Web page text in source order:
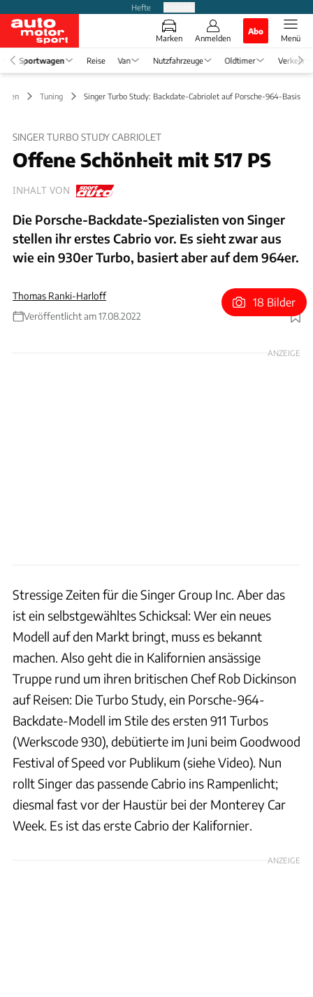
Hefte
Marken Anmelden
Abo
Menü
Sportwagen Reise Van Nutzfahrzeuge Oldtimer Verkehr
Tuning Singer Turbo Study: Backdate-Cabriolet auf Porsche-964-Basis
SINGER TURBO STUDY CABRIOLET
Offene Schönheit mit 517 PS
INHALT VON
Die Porsche-Backdate-Spezialisten von Singer
stellen ihr erstes Cabrio vor. Es sieht zwar aus
wie ein 930er Turbo, basiert aber auf dem 964er.
Thomas Ranki-Harloff
Veröffentlicht am 17.08.2022
Foto: Singer Group, Inc.
18 Bilder
ANZEIGE
Stressige Zeiten für die Singer Group Inc. Aber das
ist ein selbstgewähltes Schicksal: Wer ein neues
Modell auf den Markt bringt, muss es bekannt
machen. Also geht die in Kalifornien ansässige
Truppe rund um ihren britischen Chef Rob Dickinson
auf Reisen: Die Turbo Study, ein Porsche-964-
Backdate-Modell im Stile des ersten 911 Turbos
(Werkscode 930), debütierte im Juni beim Goodwood
Festival of Speed vor Publikum (siehe Video). Nun
rollt Singer das passende Cabrio ins Rampenlicht;
diesmal fast vor der Haustür bei der Monterey Car
Week. Es ist das erste Cabrio der Kalifornier.
ANZEIGE